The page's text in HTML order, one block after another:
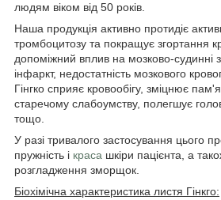
людям віком від 50 років.
Наша продукція активно протидіє
тромбоцитозу та покращує згортання
допоміжний вплив на мозково-судинні
інфаркт, недостатність мозкового
Гінгко сприяє кровообігу, зміцнює
старечому слабоумству, полегшує
тощо.
У разі тривалого застосування цього
пружність і краса шкіри пацієнта, а
розгладження зморщок.
Біохімічна характеристика листя Гінкго: